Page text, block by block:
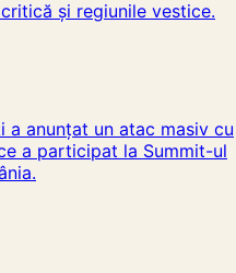
și regiunile vestice.
a anunțat un atac masiv cu
a participat la Summit-ul